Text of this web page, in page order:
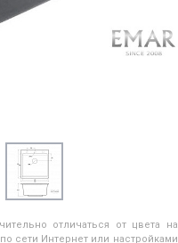
отличаться от цвета на
сети Интернет или настройками